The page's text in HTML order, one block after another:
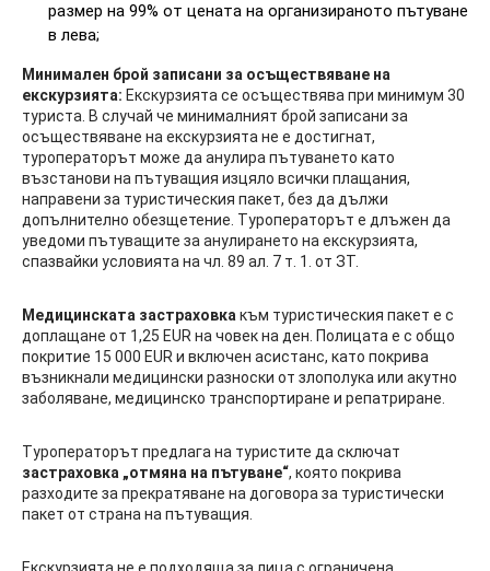
размер на 99% от цената на организираното пътуване
в лева;
Минимален брой записани за осъществяване на
екскурзията: Екскурзията се осъществява при минимум 30
туриста. В случай че минималният брой записани за
осъществяване на екскурзията не е достигнат,
туроператорът може да анулира пътуването като
възстанови на пътуващия изцяло всички плащания,
направени за туристическия пакет, без да дължи
допълнително обезщетение. Туроператорът е длъжен да
уведоми пътуващите за анулирането на екскурзията,
спазвайки условията на чл. 89 ал. 7 т. 1. от ЗТ.
Медицинската застраховка към туристическия пакет е с
доплащане от 1,25 EUR на човек на ден. Полицата е с общо
покритие 15 000 ЕUR и включен асистанс, като покрива
възникнали медицински разноски от злополука или акутно
заболяване, медицинско транспортиране и репатриране.
Туроператорът предлага на туристите да сключат
застраховка „отмяна на пътуване“, която покрива
разходите за прекратяване на договора за туристически
пакет от страна на пътуващия.